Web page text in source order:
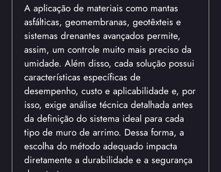
A aplicação de materiais como mantas
asfálticas, geomembranas, geotêxteis e
sistemas drenantes avançados permite,
assim, um controle muito mais preciso da
umidade. Além disso, cada solução possui
características específicas de
desempenho, custo e aplicabilidade e, por
isso, exige análise técnica detalhada antes
da definição do sistema ideal para cada
tipo de muro de arrimo. Dessa forma, a
escolha do método adequado impacta
diretamente a durabilidade e a segurança